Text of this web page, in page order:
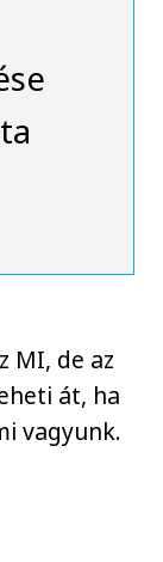
MI, de az
át, ha
vagyunk.